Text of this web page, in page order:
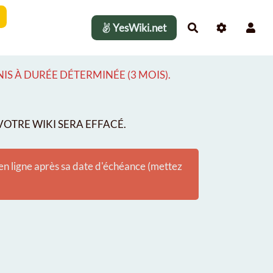
YesWiki.net Rechercher
À DURÉE DÉTERMINÉE (3 MOIS).
WIKI SERA EFFACÉ.
ligne après sa date d'échéance (mettez